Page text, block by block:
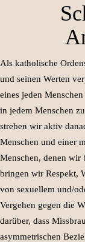
Als katholische
und seinen Werten
eines jeden
in jedem Menschen
streben wir aktiv
Menschen und einer
Menschen, denen wir
bringen wir Respekt,
von sexuellem und/
Vergehen gegen die
darüber, dass
asymmetrischen